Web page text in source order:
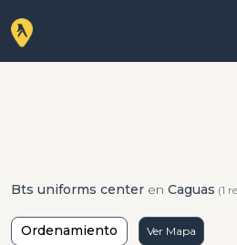
Bts uniforms center en Caguas (1
Ordenamiento Ver Mapa